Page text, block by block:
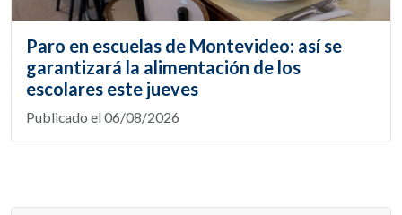
Paro en escuelas de Montevideo: así se
garantizará la alimentación de los
escolares este jueves
Publicado el 06/08/2026